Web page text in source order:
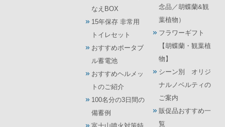
なえBOX
15年保存 非常用
トイレセット
おすすめポータブ
ル蓄電池
おすすめヘルメッ
トのご紹介
100名分の3日間の
備蓄例
念品／胡蝶蘭&観
葉植物）
フラワーギフト
【胡蝶蘭・観葉植
物】
シーン別 オリジ
ナルノベルティの
ご案内
販促品おすすめ一
覧